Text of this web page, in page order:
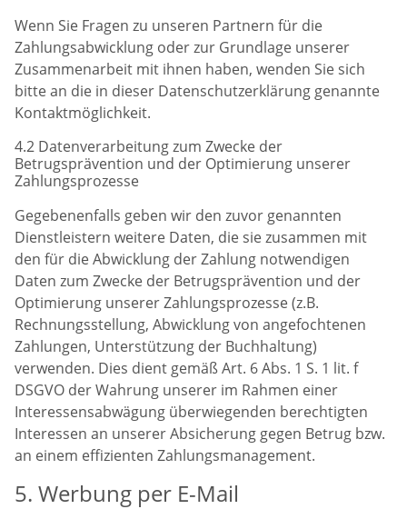
Wenn Sie Fragen zu unseren Partnern für die
Zahlungsabwicklung oder zur Grundlage unserer
Zusammenarbeit mit ihnen haben, wenden Sie sich
bitte an die in dieser Datenschutzerklärung genannte
Kontaktmöglichkeit.
4.2 Datenverarbeitung zum Zwecke der
Betrugsprävention und der Optimierung unserer
Zahlungsprozesse
Gegebenenfalls geben wir den zuvor genannten
Dienstleistern weitere Daten, die sie zusammen mit
den für die Abwicklung der Zahlung notwendigen
Daten zum Zwecke der Betrugsprävention und der
Optimierung unserer Zahlungsprozesse (z.B.
Rechnungsstellung, Abwicklung von angefochtenen
Zahlungen, Unterstützung der Buchhaltung)
verwenden. Dies dient gemäß Art. 6 Abs. 1 S. 1 lit. f
DSGVO der Wahrung unserer im Rahmen einer
Interessensabwägung überwiegenden berechtigten
Interessen an unserer Absicherung gegen Betrug bzw.
an einem effizienten Zahlungsmanagement.
5. Werbung per E-Mail